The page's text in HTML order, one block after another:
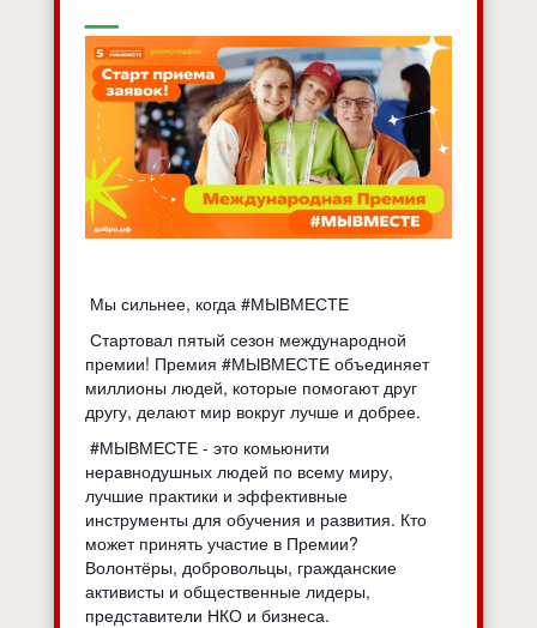
Мы сильнее, когда #МЫВМЕСТЕ
Стартовал пятый сезон международной
премии! Премия #МЫВМЕСТЕ объединяет
миллионы людей, которые помогают друг
другу, делают мир вокруг лучше и добрее.
#МЫВМЕСТЕ - это комьюнити
неравнодушных людей по всему миру,
лучшие практики и эффективные
инструменты для обучения и развития. Кто
может принять участие в Премии?
Волонтёры, добровольцы, гражданские
активисты и общественные лидеры,
представители НКО и бизнеса.